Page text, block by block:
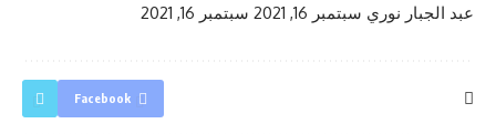
عبد الجبار نوري سبتمبر 16, 2021 سبتمبر 16, 2021
Facebook